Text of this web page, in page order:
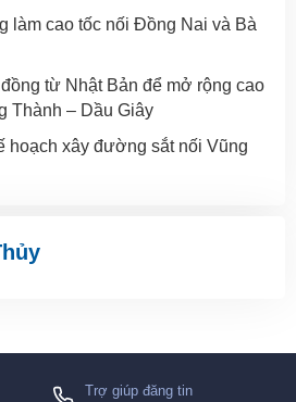
làm cao tốc nối Đồng Nai và Bà
từ Nhật Bản để mở rộng cao
Thành – Dầu Giây
hoạch xây đường sắt nối Vũng
Trợ giúp đăng tin